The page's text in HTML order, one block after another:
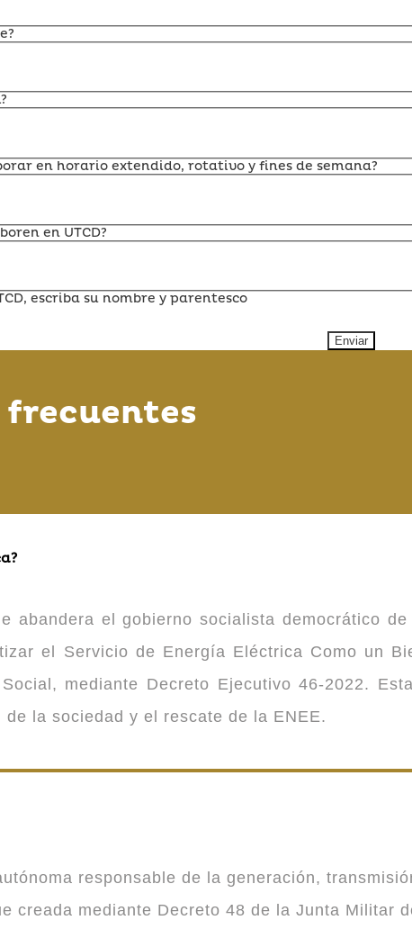
en horario extendido, rotativo y fines de semana?
en UTCD?
escriba su nombre y parentesco
Enviar
abandera el gobierno socialista democrático
el Servicio de Energía Eléctrica Como un
mediante Decreto Ejecutivo 46-2022.
la sociedad y el rescate de la ENEE.
responsable de la generación,
creada mediante Decreto 48 de la Junta Militar